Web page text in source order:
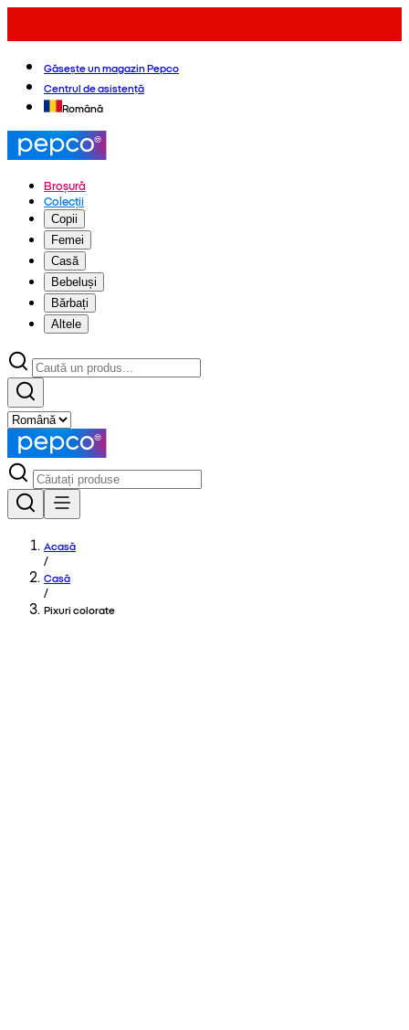
Găsește un magazin Pepco
Centrul de asistență
Română
Broșură
Colecții
Copii
Femei
Casă
Bebeluși
Bărbați
Altele
Acasă
/
Casă
/
Pixuri colorate